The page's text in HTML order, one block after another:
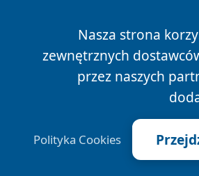
Nasza strona
zewnętrznych
przez naszych
Polityka Cookies